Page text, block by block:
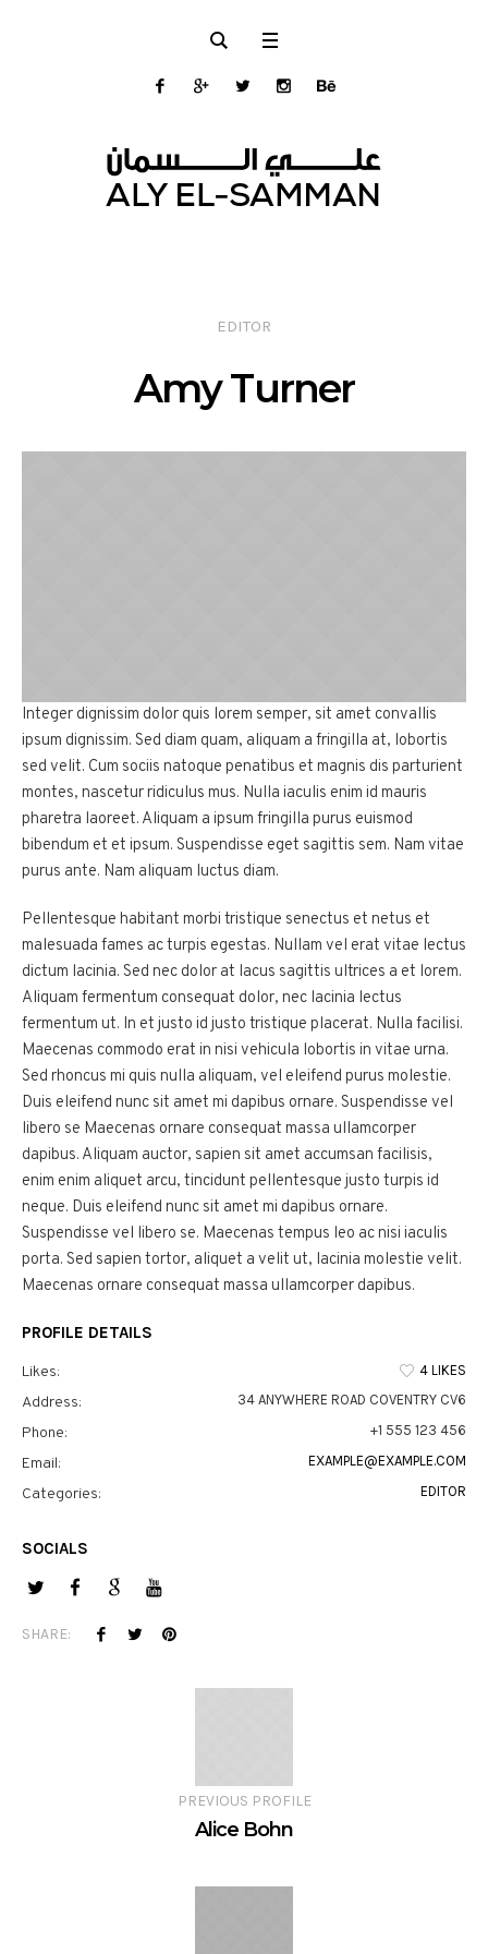
EDITOR
Amy Turner
Integer dignissim dolor quis lorem semper, sit amet convallis
ipsum dignissim. Sed diam quam, aliquam a fringilla at, lobortis
sed velit. Cum sociis natoque penatibus et magnis dis parturient
montes, nascetur ridiculus mus. Nulla iaculis enim id mauris
pharetra laoreet. Aliquam a ipsum fringilla purus euismod
bibendum et et ipsum. Suspendisse eget sagittis sem. Nam vitae
purus ante. Nam aliquam luctus diam.
Pellentesque habitant morbi tristique senectus et netus et
malesuada fames ac turpis egestas. Nullam vel erat vitae lectus
dictum lacinia. Sed nec dolor at lacus sagittis ultrices a et lorem.
Aliquam fermentum consequat dolor, nec lacinia lectus
fermentum ut. In et justo id justo tristique placerat. Nulla facilisi.
Maecenas commodo erat in nisi vehicula lobortis in vitae urna.
Sed rhoncus mi quis nulla aliquam, vel eleifend purus molestie.
Duis eleifend nunc sit amet mi dapibus ornare. Suspendisse vel
libero se Maecenas ornare consequat massa ullamcorper
dapibus. Aliquam auctor, sapien sit amet accumsan facilisis,
enim enim aliquet arcu, tincidunt pellentesque justo turpis id
neque. Duis eleifend nunc sit amet mi dapibus ornare.
Suspendisse vel libero se. Maecenas tempus leo ac nisi iaculis
porta. Sed sapien tortor, aliquet a velit ut, lacinia molestie velit.
Maecenas ornare consequat massa ullamcorper dapibus.
PROFILE DETAILS
Likes: 4 LIKES
Address: 34 ANYWHERE ROAD COVENTRY CV6
Phone: +1 555 123 456
Email: EXAMPLE@EXAMPLE.COM
Categories: EDITOR
SOCIALS
SHARE:
PREVIOUS PROFILE
Alice Bohn